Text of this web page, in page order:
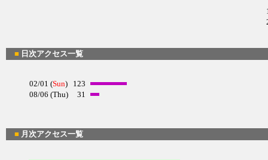
■ 日次アクセス一覧
02/01 (Sun)
123
08/06 (Thu)
31
■ 月次アクセス一覧